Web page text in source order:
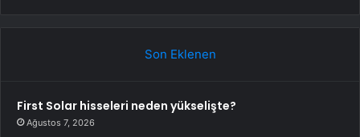
Son Eklenen
First Solar hisseleri neden yükselişte?
Ağustos 7, 2026